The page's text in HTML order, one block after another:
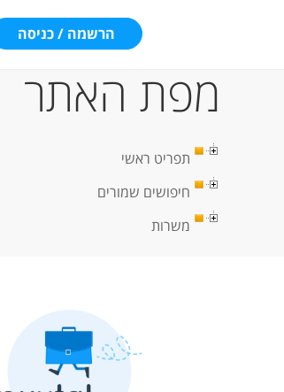
הרשמה / כניסה
מפת האתר
תפריט ראשי
חיפושים שמורים
משרות